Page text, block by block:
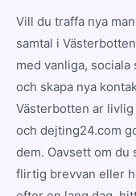
Vill du traffa nya
samtal i
med vanliga,
och skapa nya
Västerbotten ar
och dejting24.com
dem. Oavsett om du
flirtig brevvan eller